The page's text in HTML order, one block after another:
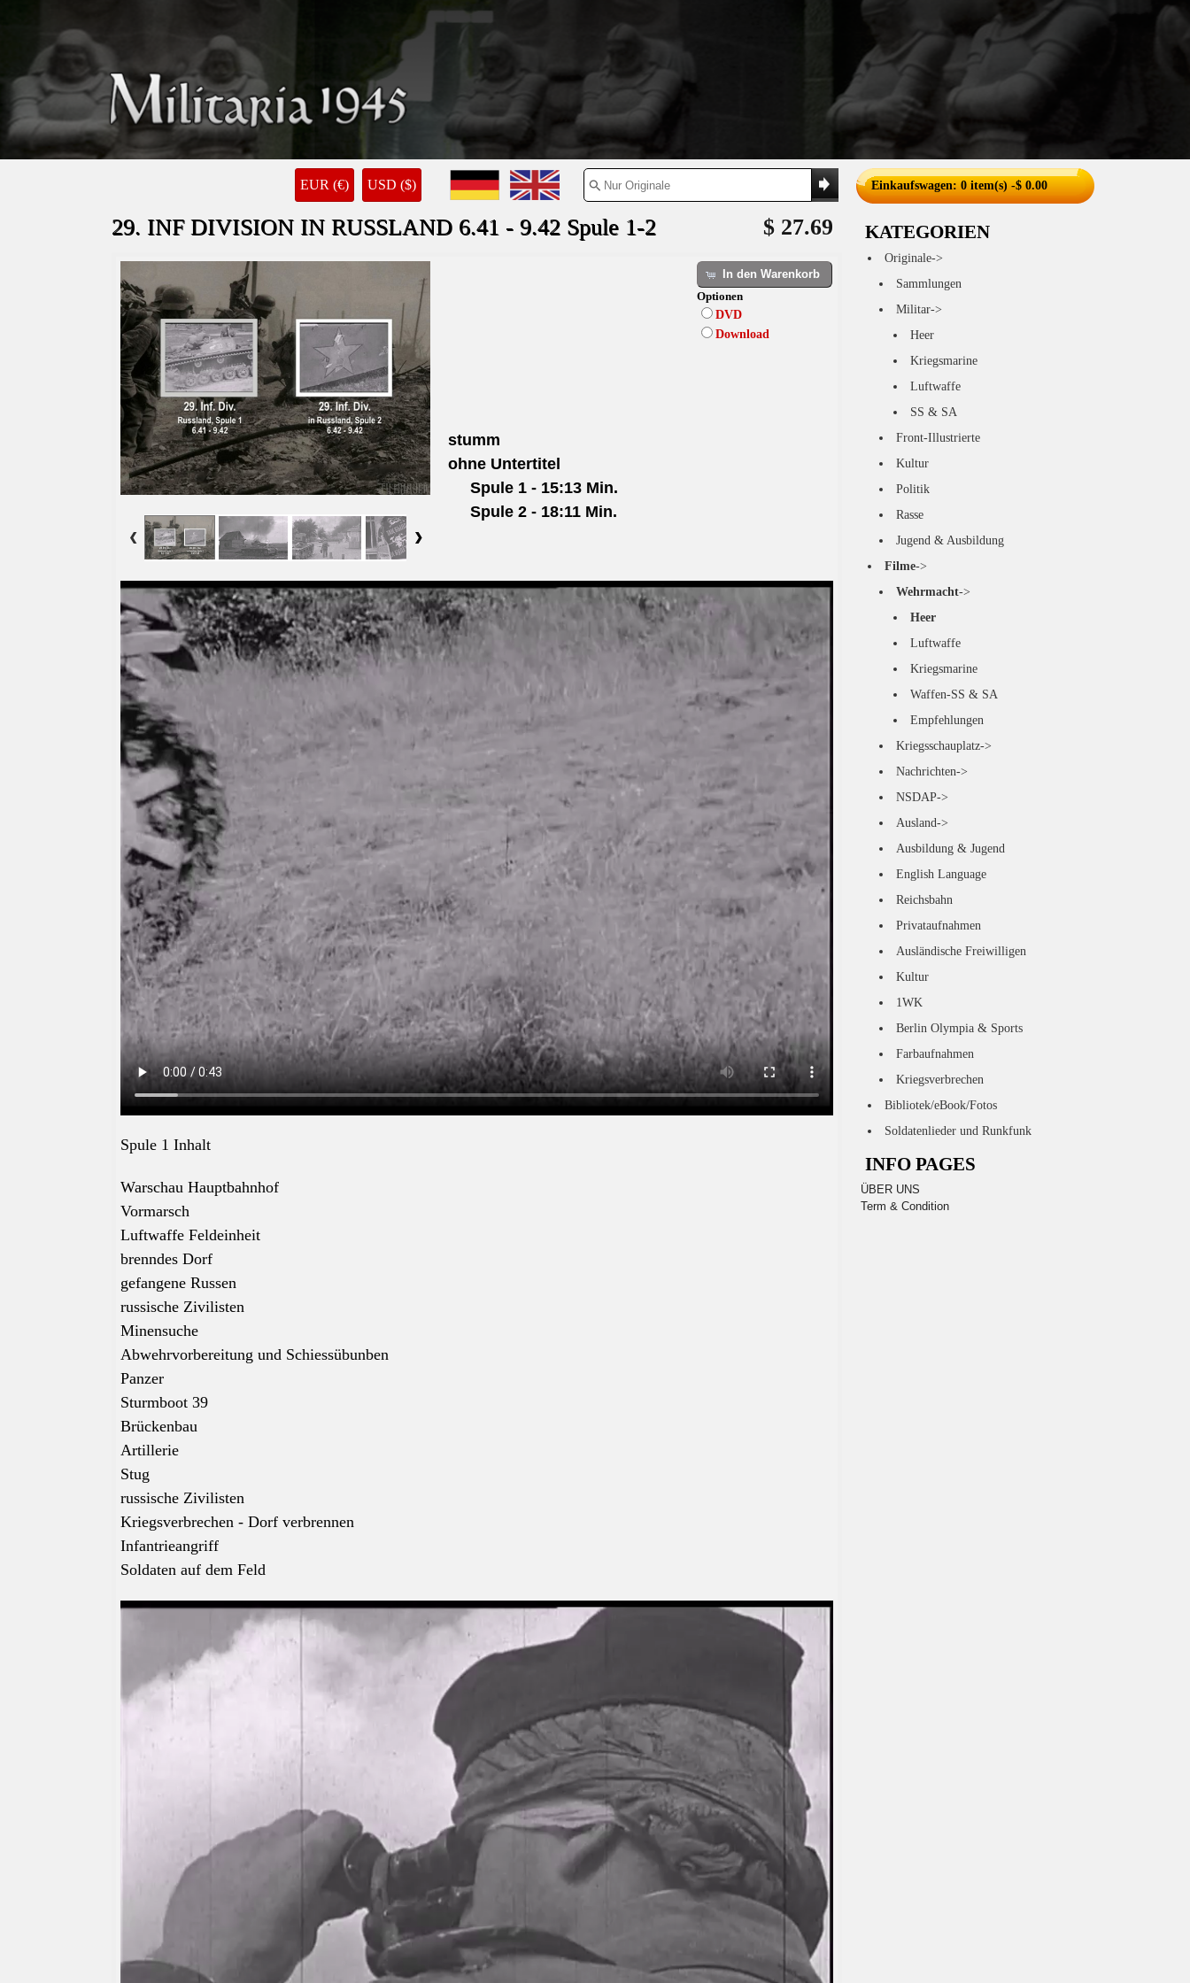
EUR (€) USD ($)
$ 27.69
29. INF DIVISION IN RUSSLAND 6.41 - 9.42 Spule 1-2
In den Warenkorb
Optionen
DVD
Download
stumm
ohne Untertitel
Spule 1 - 15:13 Min.
Spule 2 - 18:11 Min.
Spule 1 Inhalt
Warschau Hauptbahnhof
Vormarsch
Luftwaffe Feldeinheit
brenndes Dorf
gefangene Russen
russische Zivilisten
Minensuche
Abwehrvorbereitung und Schiessübunben
Panzer
Sturmboot 39
Brückenbau
Artillerie
Stug
russische Zivilisten
Kriegsverbrechen - Dorf verbrennen
Infantrieangriff
Soldaten auf dem Feld
Einkaufswagen: 0 item(s) -$ 0.00
KATEGORIEN
Originale->
Sammlungen
Militar->
Heer
Kriegsmarine
Luftwaffe
SS & SA
Front-Illustrierte
Kultur
Politik
Rasse
Jugend & Ausbildung
Filme->
Wehrmacht->
Heer
Luftwaffe
Kriegsmarine
Waffen-SS & SA
Empfehlungen
Kriegsschauplatz->
Nachrichten->
NSDAP->
Ausland->
Ausbildung & Jugend
English Language
Reichsbahn
Privataufnahmen
Ausländische Freiwilligen
Kultur
1WK
Berlin Olympia & Sports
Farbaufnahmen
Kriegsverbrechen
Bibliotek/eBook/Fotos
Soldatenlieder und Runkfunk
INFO PAGES
ÜBER UNS
Term & Condition